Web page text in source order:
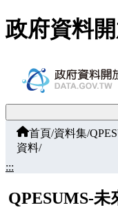
跳至主要內容
政府資料
首頁/資料集/
資料/
:::
QPESUMS-未